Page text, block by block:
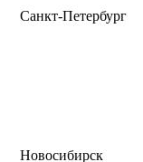
Санкт-Петербург
Новосибирск